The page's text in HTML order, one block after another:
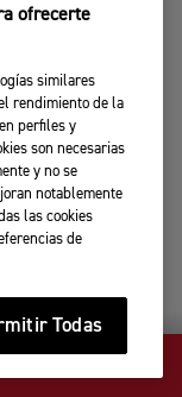
SIGUIENTE
ofrecerte
similares
rendimiento de la
perfiles y
son necesarias
y no se
notablemente
las cookies
de
Todas